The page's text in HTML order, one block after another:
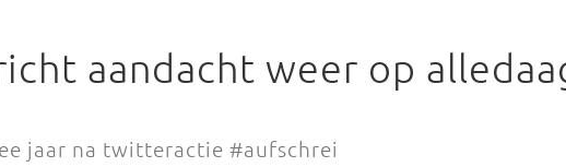
aandacht weer op
jaar na twitteractie #aufschrei